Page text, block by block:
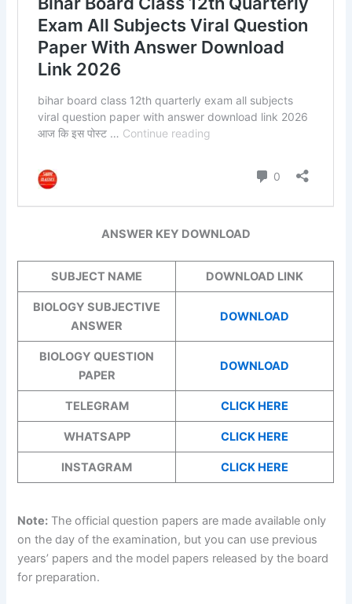
ANSWER KEY DOWNLOAD
SUBJECT NAME DOWNLOAD LINK
BIOLOGY SUBJECTIVE
ANSWER
DOWNLOAD
BIOLOGY QUESTION
PAPER
DOWNLOAD
TELEGRAM CLICK HERE
WHATSAPP CLICK HERE
INSTAGRAM CLICK HERE
Note: The official question papers are made available only
on the day of the examination, but you can use previous
years’ papers and the model papers released by the board
for preparation.